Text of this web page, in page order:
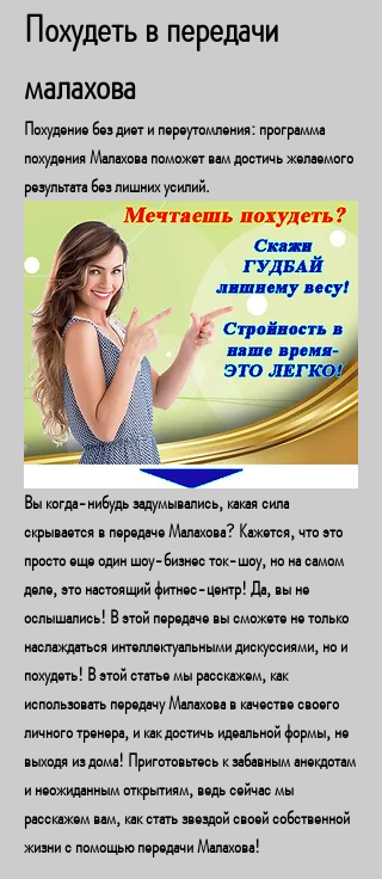
Похудеть в передачи
малахова
Похудение без диет и переутомления: программа
похудения Малахова поможет вам достичь желаемого
результата без лишних усилий.
Вы когда-нибудь задумывались, какая сила
скрывается в передаче Малахова? Кажется, что это
просто еще один шоу-бизнес ток-шоу, но на самом
деле, это настоящий фитнес-центр! Да, вы не
ослышались! В этой передаче вы сможете не только
наслаждаться интеллектуальными дискуссиями, но и
похудеть! В этой статье мы расскажем, как
использовать передачу Малахова в качестве своего
личного тренера, и как достичь идеальной формы, не
выходя из дома! Приготовьтесь к забавным анекдотам
и неожиданным открытиям, ведь сейчас мы
расскажем вам, как стать звездой своей собственной
жизни с помощью передачи Малахова!